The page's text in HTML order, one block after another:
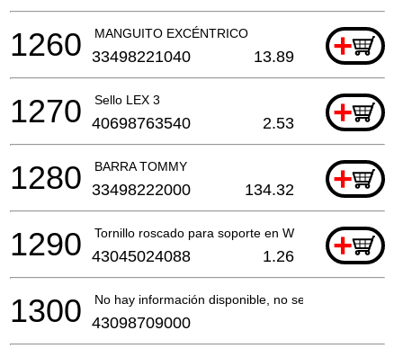
MANGUITO EXCÉNTRICO +
1260 33498221040 13.89
Sello LEX 3 +
1270 40698763540 2.53
BARRA TOMMY +
1280 33498222000 134.32
Tornillo roscado para soporte en W +
1290 43045024088 1.26
No hay información disponible, no se puede pedir
1300 43098709000